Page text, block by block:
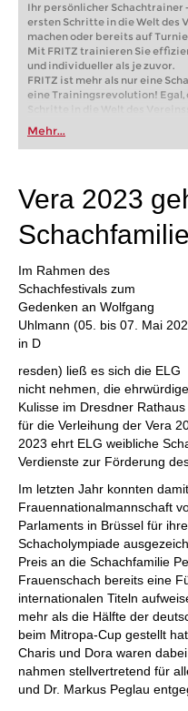
Ihr persönlicher Schachtrainer
ersten Schritte in die Welt des
machen oder bereits auf
Mit FRITZ trainieren Sie
und individueller als je zuvor.
FRITZ ist mehr als nur eine
eine Trainingsrevolution! Egal,
Schritte in die Welt des
oder bereits auf Turnierniveau
FRITZ trainieren Sie
individueller als je zuvor.
Mehr...
Vera 2023
Im Rahmen des
Schachfestivals zum
Gedenken an Wolfgang
Uhlmann (05. bis 07. Mai
in D
resden) ließ es sich die ELG
nicht nehmen, die ehrwürdige
Kulisse im Dresdner Rathaus
für die Verleihung der Vera
2023 ehrt ELG weibliche
Verdienste zur Förderung
Im letzten Jahr konnten
Frauennationalmannschaft
Parlaments in Brüssel für
Schacholympiade
Preis an die Schachfamilie
Frauenschach bereits eine
internationalen Titeln
mehr als die Hälfte der
beim Mitropa-Cup gestellt
Charis und Dora waren
nahmen stellvertretend für
und Dr. Markus Peglau